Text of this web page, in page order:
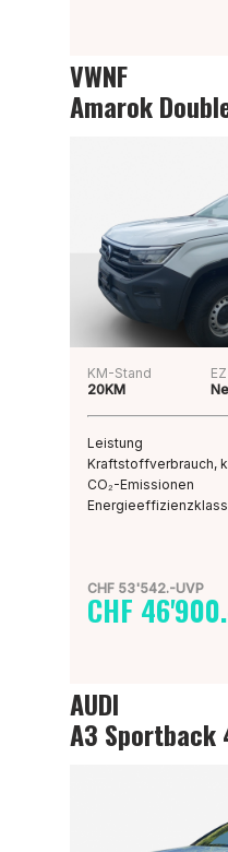
VWNF
Amarok
KM-Stand
20KM
EZ
Leistung
Kraftstoffverbrauch,
CO₂-Emissionen
CHF 53'542.-UVP
CHF
AUDI